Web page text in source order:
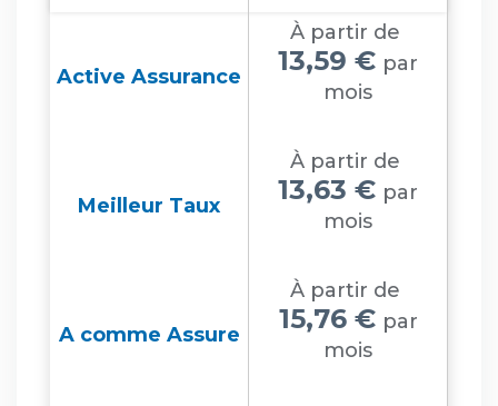
Active Assurance
À partir de
13,59 € par
mois
Meilleur Taux
À partir de
13,63 € par
mois
A comme Assure
À partir de
15,76 € par
mois